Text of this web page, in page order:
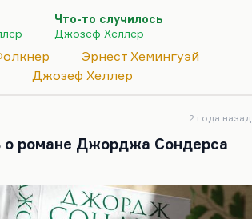
прозу становится невозможно.
Да, и как отдельный раздел —
свою очередь, делится на
Гуин, и на развлекательную, как
Что-то случилось
Джозеф Хеллер
Эрнест Хемингуэй
Джозеф Хеллер
2 года назад
о романе Джорджа Сондерса